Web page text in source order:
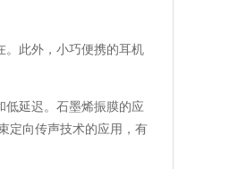
此外，小巧便携的耳机
低延迟。石墨烯振膜的应
定向传声技术的应用，有